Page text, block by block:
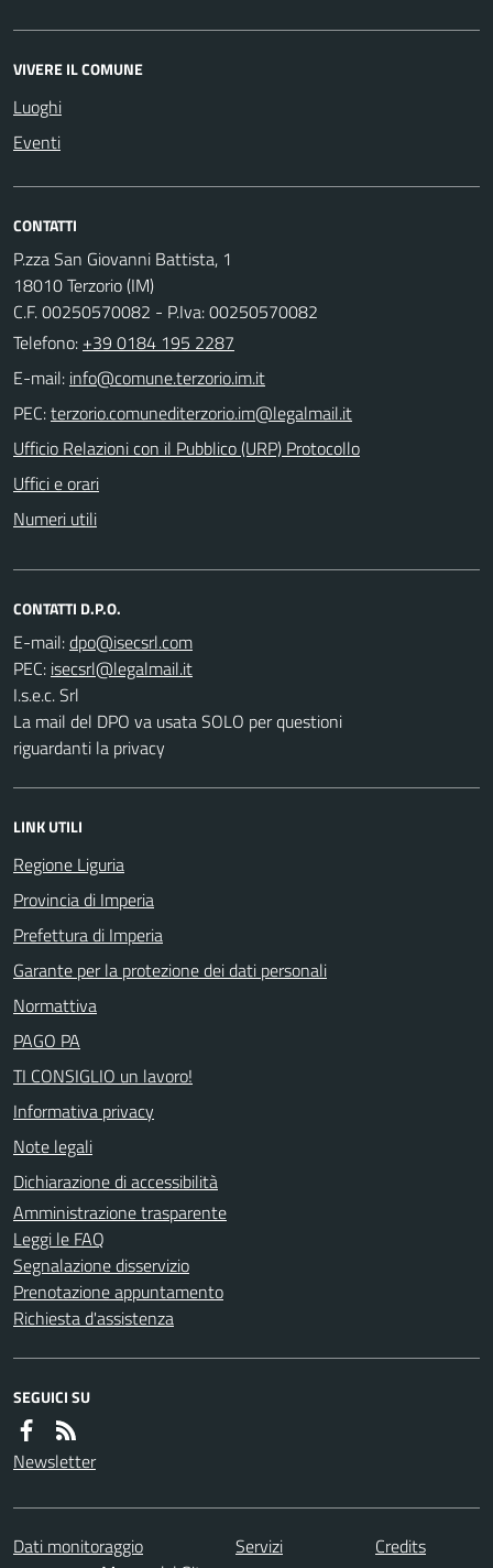
VIVERE IL COMUNE
Luoghi
Eventi
CONTATTI
P.zza San Giovanni Battista, 1
18010 Terzorio (IM)
C.F. 00250570082 - P.Iva: 00250570082
Telefono: +39 0184 195 2287
E-mail:
PEC:
Ufficio Relazioni con il Pubblico (URP) Protocollo
Uffici e orari
Numeri utili
CONTATTI D.P.O.
E-mail:
PEC:
I.s.e.c. Srl
La mail del DPO va usata SOLO per questioni
riguardanti la privacy
LINK UTILI
Regione Liguria
Provincia di Imperia
Prefettura di Imperia
Garante per la protezione dei dati personali
Normattiva
PAGO PA
TI CONSIGLIO un lavoro!
Informativa privacy
Note legali
Dichiarazione di accessibilità
Amministrazione trasparente
Leggi le FAQ
Segnalazione disservizio
Prenotazione appuntamento
Richiesta d'assistenza
SEGUICI SU
Newsletter
Dati monitoraggio Servizi
Credits